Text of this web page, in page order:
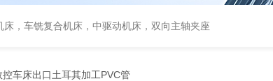
，车铣复合机床，中驱动机床，双向主轴夹座
车床出口土耳其加工PVC管